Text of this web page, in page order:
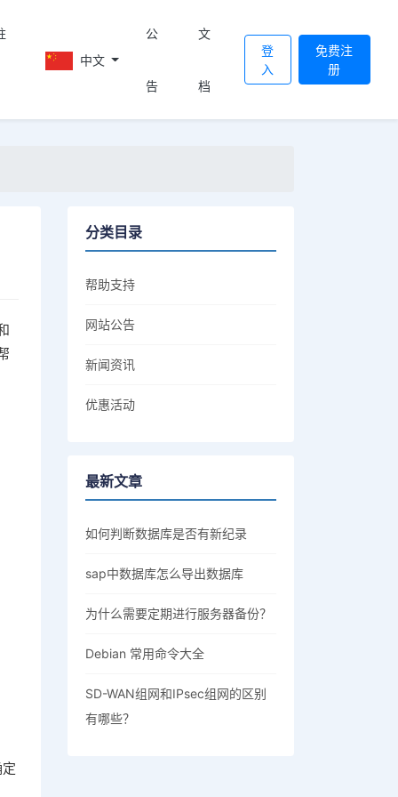
中文
公
告
文
档
登
入
免费注
册
分类目录
帮助支持
网站公告
新闻资讯
优惠活动
最新文章
如何判断数据库是否有新纪录
sap中数据库怎么导出数据库
为什么需要定期进行服务器备份？
Debian 常用命令大全
SD-WAN组网和IPsec组网的区别
有哪些？